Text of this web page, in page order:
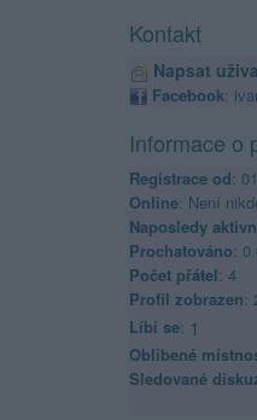
Kontakt
Napsat
Facebook:
Informace o
Registrace od:
Online: Není
Naposledy
Prochatováno:
Počet přátel: 4
Profil zobrazen:
Líbí se: 1
Oblibené
Sledované